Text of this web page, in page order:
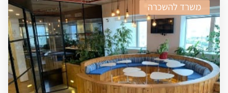
משרד להשכרה